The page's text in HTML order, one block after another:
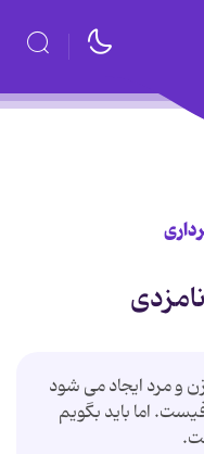
و مرد ایجاد می شود
اما باید بگویم